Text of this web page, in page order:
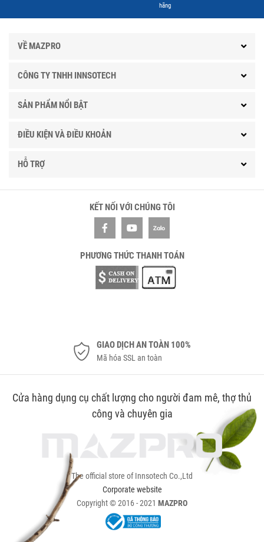
hãng
VỀ MAZPRO
CÔNG TY TNHH INNSOTECH
SẢN PHẨM NỔI BẬT
ĐIỀU KIỆN VÀ ĐIỀU KHOẢN
HỖ TRỢ
KẾT NỐI VỚI CHÚNG TÔI
PHƯƠNG THỨC THANH TOÁN
GIAO DỊCH AN TOÀN 100%
Mã hóa SSL an toàn
Cửa hàng dụng cụ chất lượng cho người đam mê, thợ thủ
công và chuyên gia
The official store of Innsotech Co.,Ltd
Corporate website
Copyright © 2016 - 2021 MAZPRO